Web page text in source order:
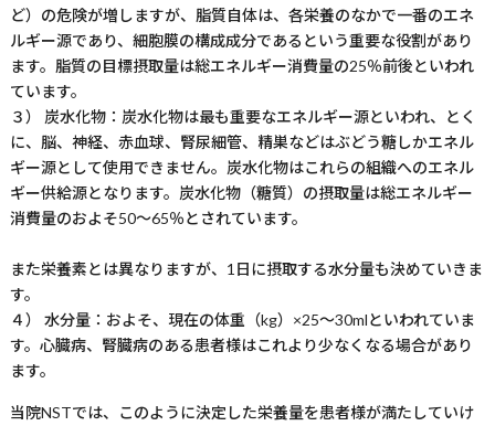
ど）の危険が増しますが、脂質自体は、各栄養のなかで一番のエネ
ルギー源であり、細胞膜の構成成分であるという重要な役割があり
ます。脂質の目標摂取量は総エネルギー消費量の25％前後といわれ
ています。
３） 炭水化物：炭水化物は最も重要なエネルギー源といわれ、とく
に、脳、神経、赤血球、腎尿細管、精巣などはぶどう糖しかエネル
ギー源として使用できません。炭水化物はこれらの組織へのエネル
ギー供給源となります。炭水化物（糖質）の摂取量は総エネルギー
消費量のおよそ50〜65％とされています。
また栄養素とは異なりますが、1日に摂取する水分量も決めていきま
す。
４） 水分量：およそ、現在の体重（kg）×25〜30mlといわれていま
す。心臓病、腎臓病のある患者様はこれより少なくなる場合があり
ます。
当院NSTでは、このように決定した栄養量を患者様が満たしていけ